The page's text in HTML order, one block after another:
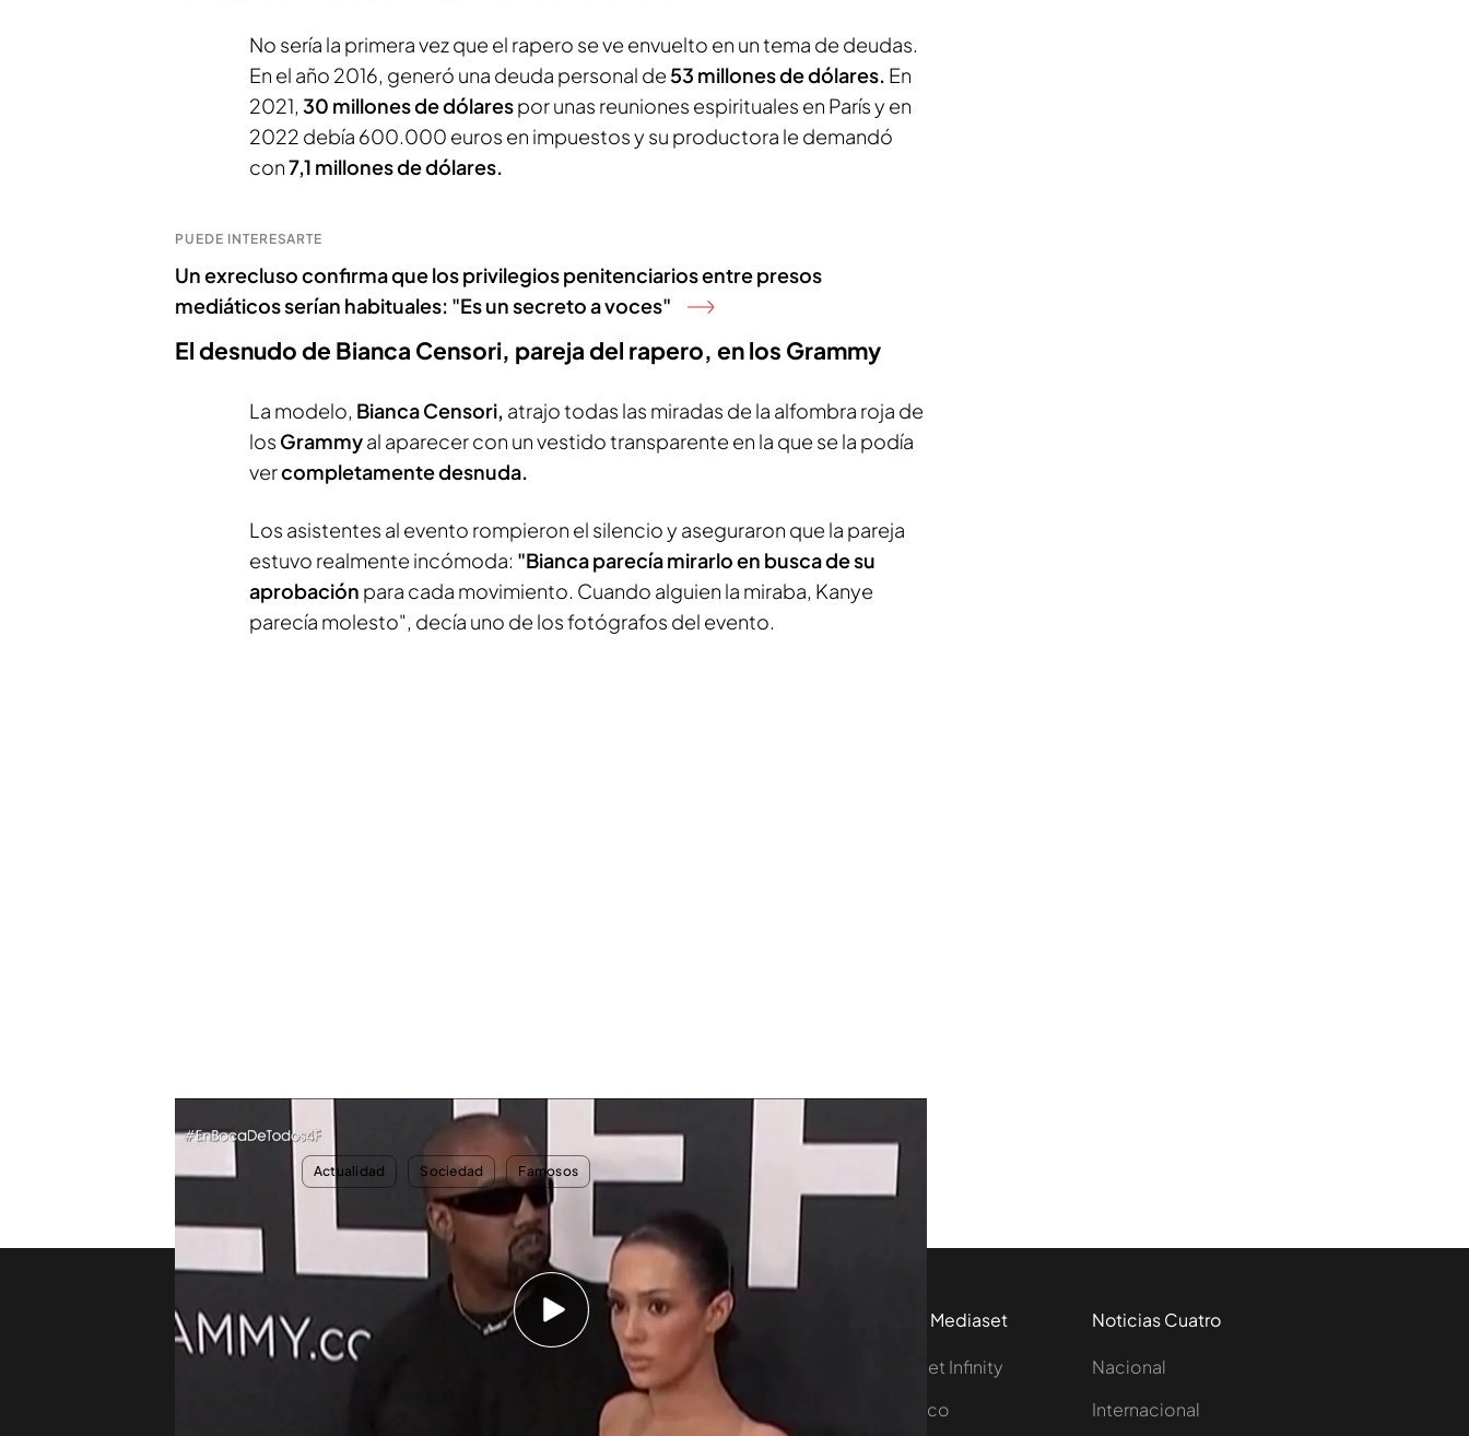
No sería la primera vez que el rapero se ve envuelto en un tema de deudas.
En el año 2016, generó una deuda personal de 53 millones de dólares. En
2021, 30 millones de dólarespor unas reuniones espirituales en París y en
2022 debía 600.000 euros en impuestos y su productora le demandó
con7,1 millones de dólares.
PUEDE INTERESARTE
Un exrecluso confirma que los privilegios penitenciarios entre presos
mediáticos serían habituales: "Es un secreto a voces"
El desnudo de Bianca Censori, pareja del rapero, en los Grammy
La modelo, Bianca Censori, atrajo todas las miradas de la alfombra roja de
los Grammyal aparecer con un vestido transparente en la que se la podía
vercompletamente desnuda.
Los asistentes al evento rompieron el silencio y aseguraron que la pareja
estuvo realmente incómoda: "Bianca parecía mirarlo en busca de su
aprobación para cada movimiento. Cuando alguien la miraba, Kanye
parecía molesto", decía uno de los fotógrafos del evento.
¿Qué esconde el desnudo de Bianca Censori en los Grammy?: analizamos el papel de su pareja, Kanye West
TEMAS Actualidad Sociedad Famosos
Nosotros Corporativo Programas
First Dates
En boca de todos
Más de Mediaset
Mediaset Infinity
Telecinco
Noticias Cuatro
Nacional
Internacional